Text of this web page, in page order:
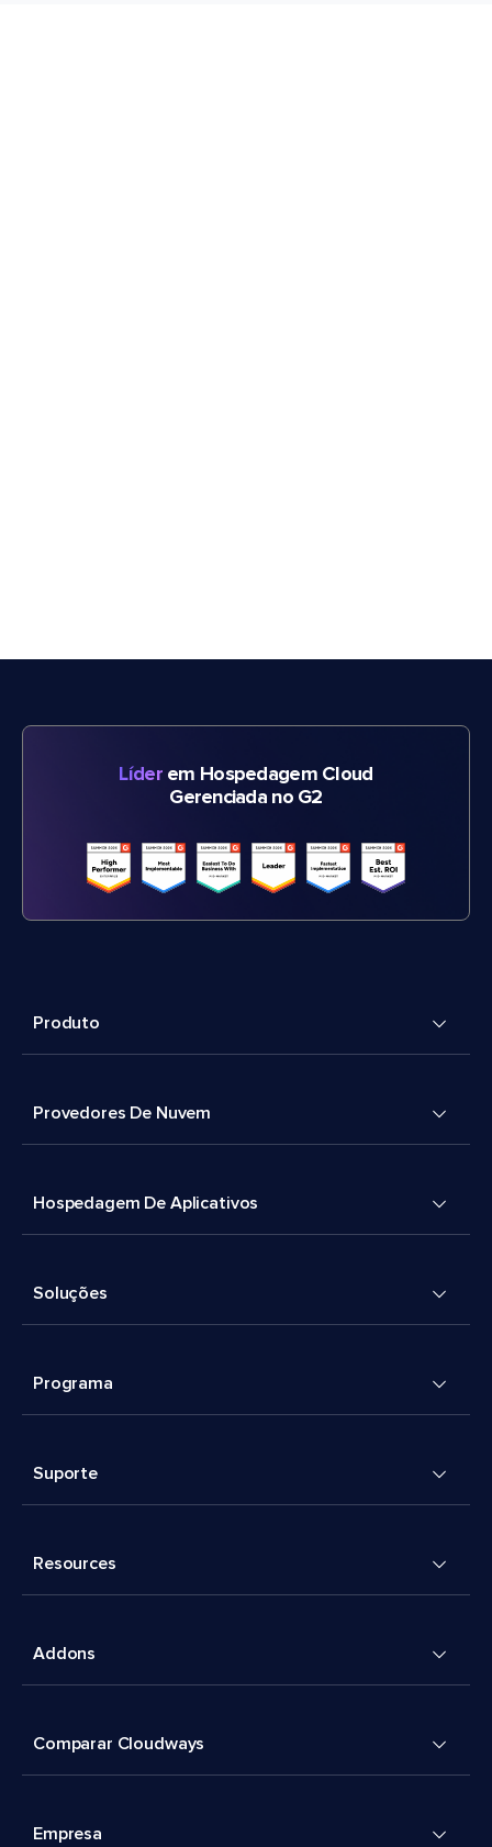
Líderem Hospedagem Cloud
Gerenciada no G2
Produto
Provedores De Nuvem
Hospedagem De Aplicativos
Soluções
Programa
Suporte
Resources
Addons
Comparar Cloudways
Empresa